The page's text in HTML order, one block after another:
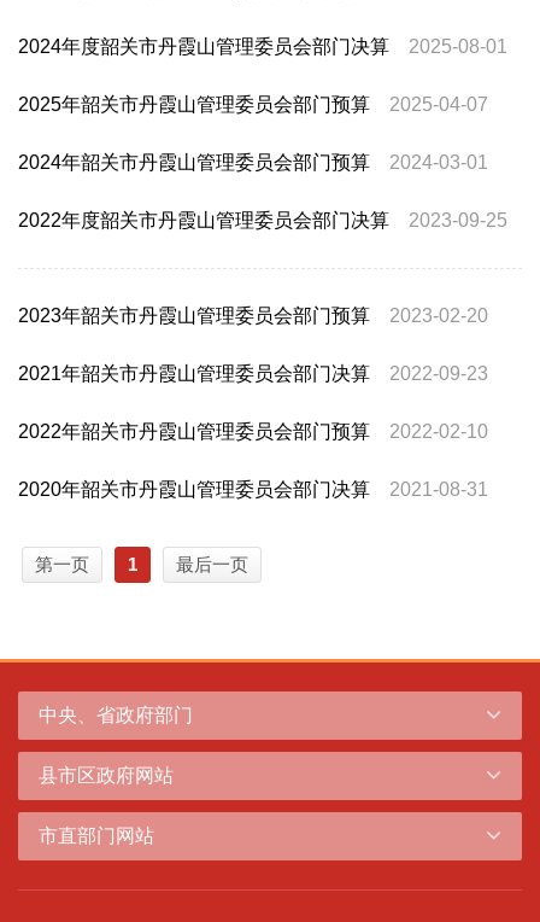
2024年度韶关市丹霞山管理委员会部门决算 2025-08-01
2025年韶关市丹霞山管理委员会部门预算 2025-04-07
2024年韶关市丹霞山管理委员会部门预算 2024-03-01
2022年度韶关市丹霞山管理委员会部门决算 2023-09-25
2023年韶关市丹霞山管理委员会部门预算 2023-02-20
2021年韶关市丹霞山管理委员会部门决算 2022-09-23
2022年韶关市丹霞山管理委员会部门预算 2022-02-10
2020年韶关市丹霞山管理委员会部门决算 2021-08-31
第一页 1 最后一页
中央、省政府部门
县市区政府网站
市直部门网站